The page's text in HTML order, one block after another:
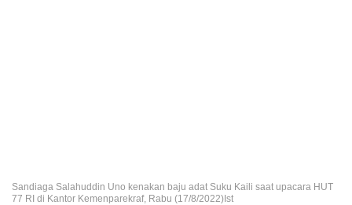
Sandiaga Salahuddin Uno kenakan baju adat Suku Kaili saat upacara HUT
77 RI di Kantor Kemenparekraf, Rabu (17/8/2022)Ist